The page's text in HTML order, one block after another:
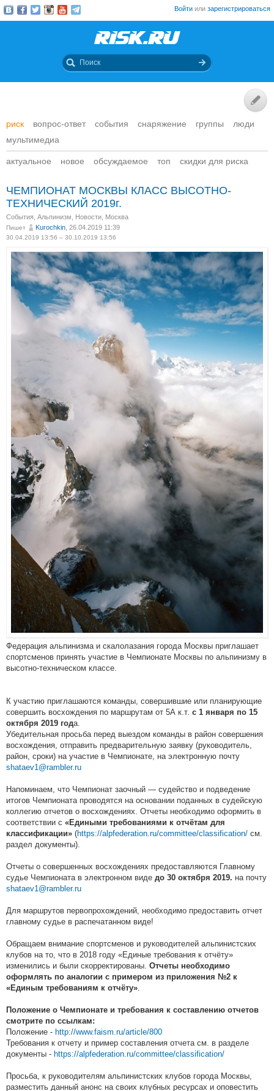
Войти или зарегистрироваться
риск вопрос-ответ события снаряжение группы
люди
мультимедиа
актуальное новое обсуждаемое топ скидки для риска
ЧЕМПИОНАТ МОСКВЫ КЛАСС ВЫСОТНО-
ТЕХНИЧЕСКИЙ 2019г.
События Альпинизм Новости Москва
Пишет Kurochkin , 26.04.2019 11:39
30.04.2019 13:56 – 30.10.2019 13:56
Федерация альпинизма и скалолазания города Москвы приглашает
спортсменов принять участие в Чемпионате Москвы по альпинизму в
высотно-техническом классе.
К участию приглашаются команды, совершившие или планирующие
совершить восхождения по маршрутам от 5А к.т. с 1 января по 15
октября 2019 года.
Убедительная просьба перед выездом команды в район совершения
восхождения, отправить предварительную заявку (руководитель,
район, сроки) на участие в Чемпионате, на электронную почту
shataev1@rambler.ru
Напоминаем, что Чемпионат заочный — судейство и подведение
итогов Чемпионата проводятся на основании поданных в судейскую
коллегию отчетов о восхождениях. Отчеты необходимо оформить в
соответствии с «Едиными требованиями к отчётам для
классификации» (https://alpfederation.ru/committee/classification/ см.
раздел документы).
Отчеты о совершенных восхождениях предоставляются Главному
судье Чемпионата в электронном виде до 30 октября 2019. на почту
shataev1@rambler.ru
Для маршрутов первопрохождений, необходимо предоставить отчет
главному судье в распечатанном виде!
Обращаем внимание спортсменов и руководителей альпинистских
клубов на то, что в 2018 году «Единые требования к отчёту»
изменились и были скорректированы. Отчеты необходимо
оформлять по аналогии с примером из приложения №2 к
«Единым требованиям к отчёту»
Положение о Чемпионате и требования к составлению отчетов
смотрите по ссылкам:
Положение - http://www.faism.ru/article/800
Требования к отчету и пример составления отчета см. в разделе
документы - https://alpfederation.ru/committee/classification/
Просьба, к руководителям альпинистских клубов города Москвы,
разместить данный анонс на своих клубных ресурсах и оповестить